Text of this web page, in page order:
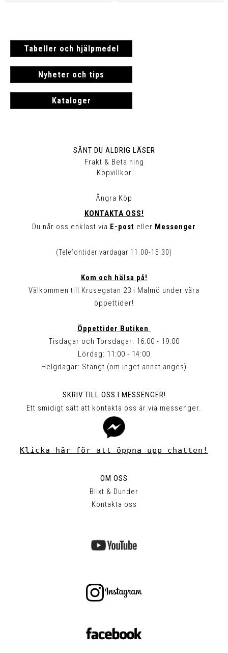
Tabeller och hjälpmedel
Nyheter och tips
Kataloger
SÅNT DU ALDRIG LÄSER
Frakt & Betalning
Köpvillkor
Ångra Köp
KONTAKTA OSS!
Du når oss enklast via E-post eller Messenger
(Telefontider vardagar 11.00-15.30)
Kom och hälsa på!
Välkommen till Krusegatan 23 i Malmö under våra
öppettider!
Öppettider Butiken
Tisdagar och Torsdagar: 16:00 - 19:00
Lördag: 11:00 - 14:00
Helgdagar: Stängt (om inget annat anges)
SKRIV TILL OSS I MESSENGER!
Ett smidigt sätt att kontakta oss är via messenger.
Klicka här för att öppna upp chatten!
OM OSS
Blixt & Dunder
Kontakta oss